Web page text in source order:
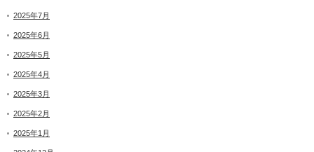
2025年7月
2025年6月
2025年5月
2025年4月
2025年3月
2025年2月
2025年1月